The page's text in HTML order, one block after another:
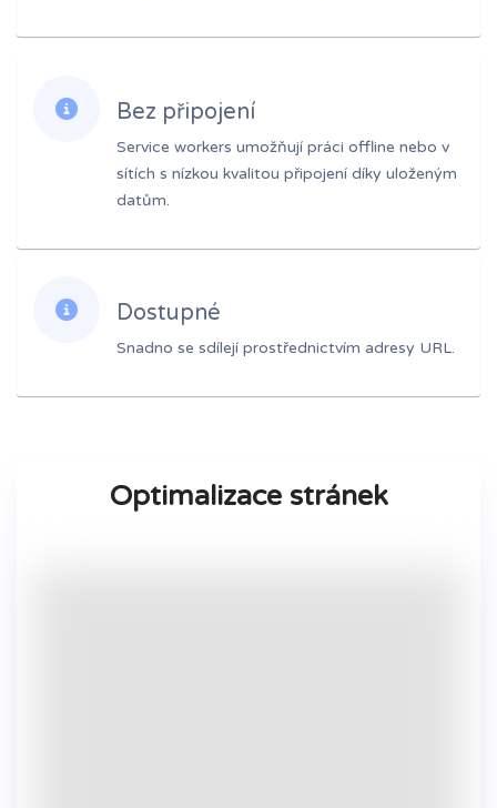
Bez připojení
Service workers umožňují práci offline nebo v
sítích s nízkou kvalitou připojení díky uloženým
datům.
Dostupné
Snadno se sdílejí prostřednictvím adresy URL.
Optimalizace stránek